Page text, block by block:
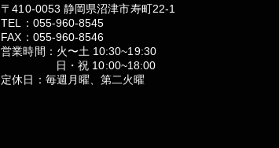
〒410-0053 静岡県沼津市寿町22-1
TEL：055-960-8545
FAX：055-960-8546
営業時間：火〜土 10:30~19:30
日・祝 10:00~18:00
定休日：毎週月曜、第二火曜